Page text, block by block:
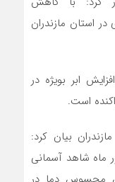
استان مازندران
ابر بویژه در
است.
بیان کرد:
ماه شاهد آسمانی